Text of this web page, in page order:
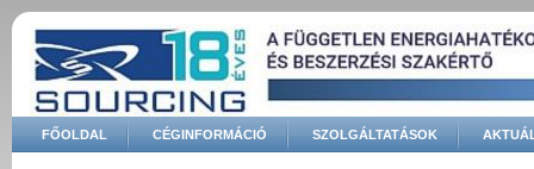
Ugrás a tartalomra
FŐOLDAL CÉGINFORMÁCIÓ SZOLGÁLTATÁSOK
Keresés űrlap